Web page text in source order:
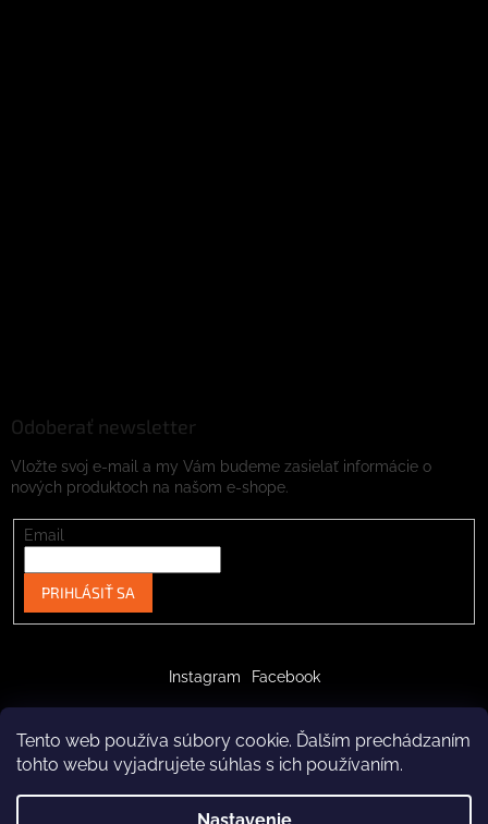
Tento web používa súbory cookie. Ďalším prechádzaním
tohto webu vyjadrujete súhlas s ich používaním.
Odoberať newsletter
Vložte svoj e-mail a my Vám budeme zasielať informácie o
nových produktoch na našom e-shope.
Email
PRIHLÁSIŤ SA
Instagram Facebook